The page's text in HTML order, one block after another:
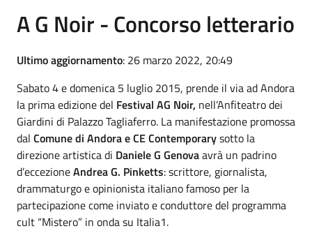
A G Noir - Concorso letterario
Ultimo aggiornamento: 26 marzo 2022, 20:49
Sabato 4 e domenica 5 luglio 2015, prende il via ad Andora
la prima edizione del Festival AG Noir, nell’Anfiteatro dei
Giardini di Palazzo Tagliaferro. La manifestazione promossa
dal Comune di Andora e CE Contemporarysotto la
direzione artistica di Daniele G Genovaavrà un padrino
d’eccezioneAndrea G. Pinketts: scrittore, giornalista,
drammaturgo e opinionista italiano famoso per la
partecipazione come inviato e conduttore del programma
cult “Mistero” in onda su Italia1.